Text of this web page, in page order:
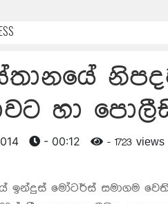
හා
- 00:12 - 1723 views
ඉන්දුස් මෝටර්ස් සමාගම